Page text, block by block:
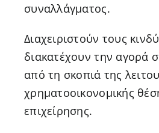
συναλλάγματος.
Διαχειριστούν τους
διακατέχουν την αγορά
από τη σκοπιά της
χρηματοοικονομικής
επιχείρησης.